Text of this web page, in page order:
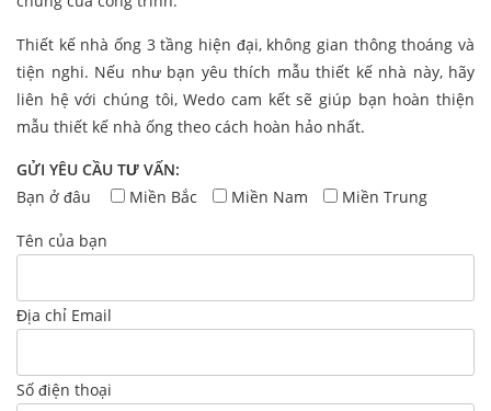
Thiết kế nhà ống 3 tầng hiện đại, không gian thông thoáng và
tiện nghi. Nếu như bạn yêu thích mẫu thiết kế nhà này, hãy
liên hệ với chúng tôi, Wedo cam kết sẽ giúp bạn hoàn thiện
mẫu thiết kế nhà ống theo cách hoàn hảo nhất.
GỬI YÊU CẦU TƯ VẤN:
Bạn ở đâu
Miền Bắc Miền Nam Miền Trung
Tên của bạn
Địa chỉ Email
Số điện thoại